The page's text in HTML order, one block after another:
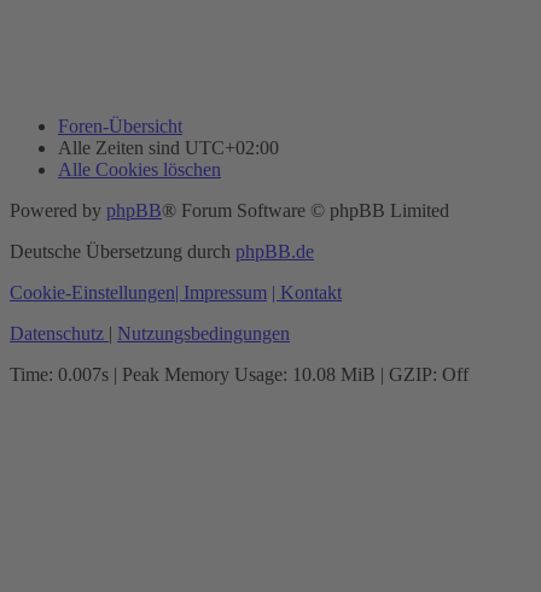
Foren-Übersicht
Alle Zeiten sind UTC+02:00
Alle Cookies löschen
Powered by phpBB® Forum Software © phpBB Limited
Deutsche Übersetzung durch phpBB.de
Cookie-Einstellungen| Impressum | Kontakt
Datenschutz | Nutzungsbedingungen
Time: 0.007s | Peak Memory Usage: 10.08 MiB | GZIP: Off